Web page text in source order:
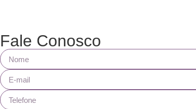
Fale Conosco